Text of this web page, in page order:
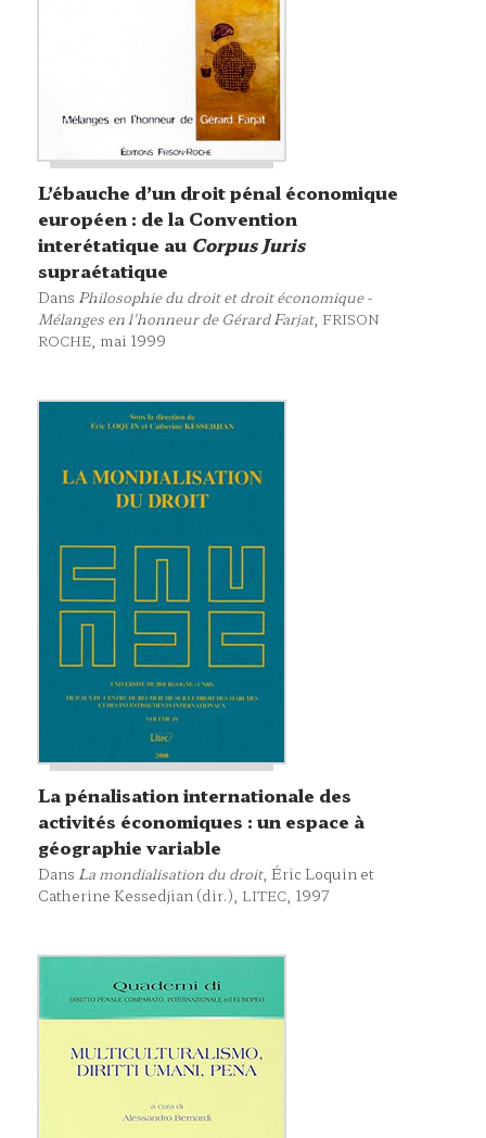
L’ébauche d’un droit pénal économique
européen : de la Convention
interétatique au Corpus Juris
supraétatique
Dans Philosophie du droit et droit économique -
Mélanges en l'honneur de Gérard Farjat, FRISON
ROCHE, mai 1999
La pénalisation internationale des
activités économiques : un espace à
géographie variable
Dans La mondialisation du droit, Éric Loquin et
Catherine Kessedjian (dir.), LITEC, 1997